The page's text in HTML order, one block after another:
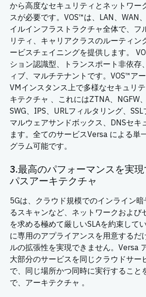
から高度なセキュリティとネットワー
スが必要です。VOS™は、LAN、WAN
イルインフラストラクチャ全体で、フ
リティ、キャリアクラスのルーティン
ービスチェイニングを提供します。
ション認識型、トランスポート非依存
ィブ、マルチテナントです。VOS™ア
VMインスタンス上で多様なセキュリ
キテクチャ 、これにはZTNA、NGFW
SWG、IPS、URLフィルタリング、SSL
マルウェアサンドボックス、DNSセキ
ます。全てのサービスVersa による単
グラム可能です。
3.最高のパフォーマンスを実
パスアーキテクチャ
5Gは、クラウド規模でのインライン
るスキャンなど、ネットワークおよび
を求める極めて厳しいSLAを約束して
に専用のアプライアンスを用意するだ
ルの拡張性を実現できません。Versa
大部分のサービスを同じクラウドサー
で、同じ場所かつ同時に実行すること
で、アーキテクチャ 。